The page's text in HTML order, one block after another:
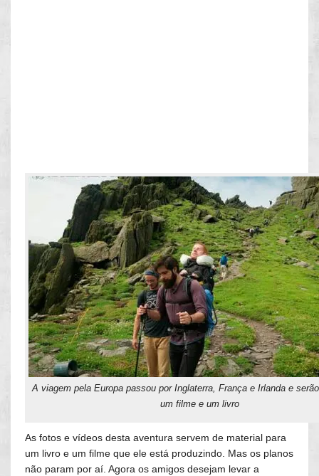
A viagem pela Europa passou por Inglaterra, França e Irlanda e
um filme e um livro
As fotos e vídeos desta aventura servem de material para
um livro e um filme que ele está produzindo. Mas os planos
não param por aí. Agora os amigos desejam levar a